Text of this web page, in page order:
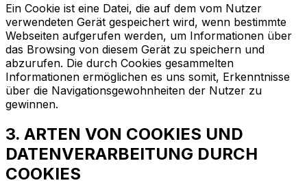
Ein Cookie ist eine Datei, die auf dem vom Nutzer
verwendeten Gerät gespeichert wird, wenn bestimmte
Webseiten aufgerufen werden, um Informationen über
das Browsing von diesem Gerät zu speichern und
abzurufen. Die durch Cookies gesammelten
Informationen ermöglichen es uns somit, Erkenntnisse
über die Navigationsgewohnheiten der Nutzer zu
gewinnen.
3. ARTEN VON COOKIES UND
DATENVERARBEITUNG DURCH
COOKIES